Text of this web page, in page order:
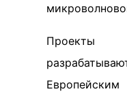
Проекты